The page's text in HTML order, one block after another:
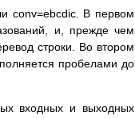
conv=ebcdic. В первом
и, прежде чем
строки. Во втором
пробелами до
входных и выходных